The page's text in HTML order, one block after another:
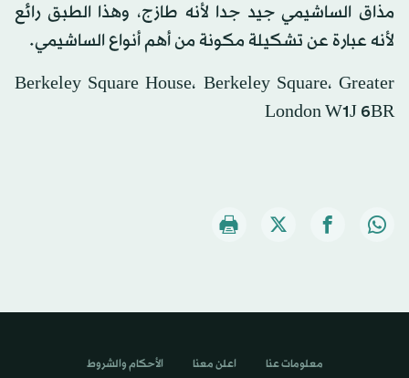
مذاق الساشيمي جيد جدا لأنه طازج، وهذا الطبق رائع
لأنه عبارة عن تشكيلة مكونة من أهم أنواع الساشيمي.
Berkeley Square House، Berkeley Square، Greater
London W1J 6BR
معلومات عنا اعلن معنا الأحكام والشروط